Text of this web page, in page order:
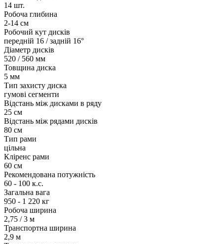
14 шт.
Робоча глибина
2-14 см
Робочий кут дисків
передній 16 / задній 16°
Діаметр дисків
520 / 560 мм
Товщина диска
5 мм
Тип захисту диска
гумові сегменти
Відстань між дисками в ряду
25 см
Відстань між рядами дисків
80 см
Тип рами
цільна
Кліренс рами
60 см
Рекомендована потужність
60 - 100 к.с.
Загальна вага
950 - 1 220 кг
Робоча ширина
2,75 / 3 м
Транспортна ширина
2,9 м